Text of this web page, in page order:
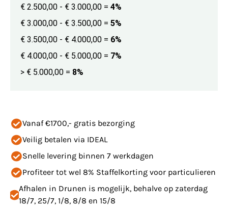
€ 2.500,00 - € 3.000,00 = 4%
€ 3.000,00 - € 3.500,00 = 5%
€ 3.500,00 - € 4.000,00 = 6%
€ 4.000,00 - € 5.000,00 = 7%
> € 5.000,00 = 8%
Vanaf €1700,- gratis bezorging
Veilig betalen via IDEAL
Snelle levering binnen 7 werkdagen
Profiteer tot wel 8% Staffelkorting voor particulieren
Afhalen in Drunen is mogelijk, behalve op zaterdag
18/7, 25/7, 1/8, 8/8 en 15/8